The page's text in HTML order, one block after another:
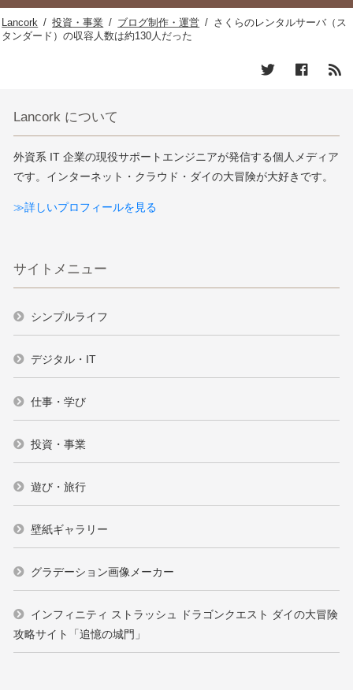
Lancork / 投資・事業 / ブログ制作・運営 / さくらのレンタルサーバ（ス
タンダード）の収容人数は約130人だった
Lancork について
外資系 IT 企業の現役サポートエンジニアが発信する個人メディア
です。インターネット・クラウド・ダイの大冒険が大好きです。
≫詳しいプロフィールを見る
サイトメニュー
シンプルライフ
デジタル・IT
仕事・学び
投資・事業
遊び・旅行
壁紙ギャラリー
グラデーション画像メーカー
インフィニティ ストラッシュ ドラゴンクエスト ダイの大冒険
攻略サイト「追憶の城門」